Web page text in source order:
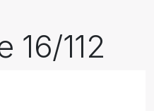
16/112